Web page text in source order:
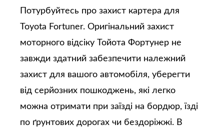
Потурбуйтесь про захист картера для
Toyota Fortuner. Оригінальний захист
моторного відсіку Тойота Фортунер не
завжди здатний забезпечити належний
захист для вашого автомобіля, уберегти
від серйозних пошкоджень, які легко
можна отримати при заїзді на бордюр, їзді
по ґрунтових дорогах чи бездоріжжі. В